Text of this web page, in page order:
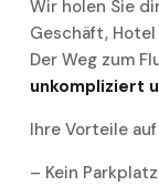
Wir holen Sie
Geschäft,
Der Weg zum
unkompliziert
Ihre Vorteile
– Kein